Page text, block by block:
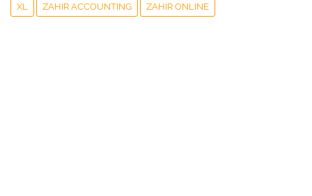
XL ZAHIR ACCOUNTING ZAHIR ONLINE